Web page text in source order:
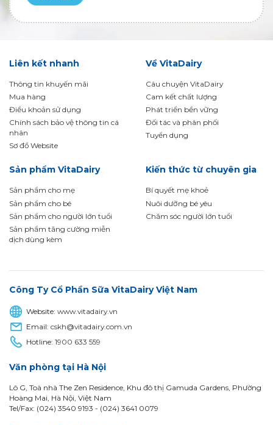
Liên kết nhanh
Thông tin khuyến mãi
Mua hàng
Điều khoản sử dụng
Chính sách bảo vệ thông tin cá
nhân
Sơ đồ Website
Về VitaDairy
Câu chuyện VitaDairy
Cam kết chất lượng
Phát triển bền vững
Đối tác và phân phối
Tuyển dụng
Sản phẩm VitaDairy
Sản phẩm cho mẹ
Sản phẩm cho bé
Sản phẩm cho người lớn tuổi
Sản phẩm tăng cường miễn
dịch dùng kèm
Kiến thức từ chuyên gia
Bí quyết mẹ khoẻ
Nuôi dưỡng bé yêu
Chăm sóc người lớn tuổi
Công Ty Cổ Phần Sữa VitaDairy Việt Nam
Website:www.vitadairy.vn
Email:cskh@vitadairy.com.vn
Hotline:1900 633 559
Văn phòng tại Hà Nội
Lô G, Toà nhà The Zen Residence, Khu đô thị Gamuda Gardens, Phường
Hoàng Mai, Hà Nội, Việt Nam
Tel/Fax: (024) 3540 9193 - (024) 3641 0079